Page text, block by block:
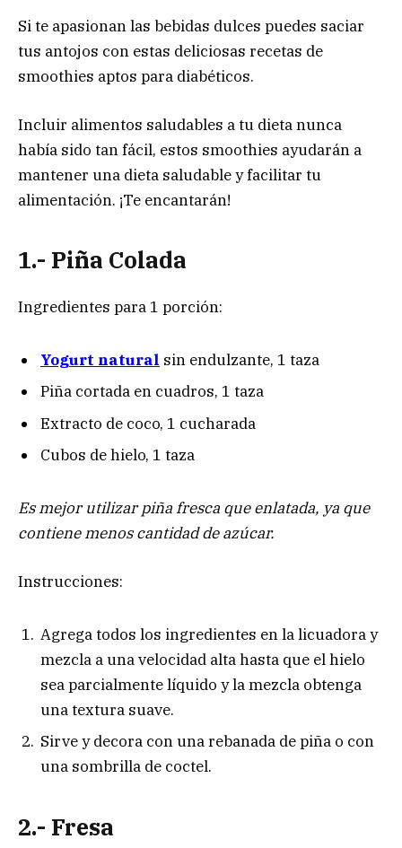
Si te apasionan las bebidas dulces puedes saciar
tus antojos con estas deliciosas recetas de
smoothies aptos para diabéticos.
Incluir alimentos saludables a tu dieta nunca
había sido tan fácil, estos smoothies ayudarán a
mantener una dieta saludable y facilitar tu
alimentación. ¡Te encantarán!
1.- Piña Colada
Ingredientes para 1 porción:
Yogurt natural sin endulzante, 1 taza
Piña cortada en cuadros, 1 taza
Extracto de coco, 1 cucharada
Cubos de hielo, 1 taza
Es mejor utilizar piña fresca que enlatada, ya que
contiene menos cantidad de azúcar.
Instrucciones:
Agrega todos los ingredientes en la licuadora y
mezcla a una velocidad alta hasta que el hielo
sea parcialmente líquido y la mezcla obtenga
una textura suave.
Sirve y decora con una rebanada de piña o con
una sombrilla de coctel.
2.- Fresa